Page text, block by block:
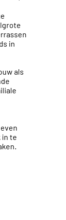
in
als
in te